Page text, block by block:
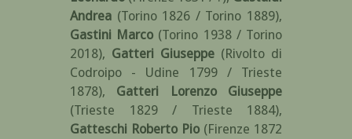
Andrea (Torino 1826 / Torino 1889),
Gastini Marco (Torino 1938 / Torino
2018), Gatteri Giuseppe (Rivolto di
Codroipo - Udine 1799 / Trieste
1878), Gatteri Lorenzo Giuseppe
(Trieste 1829 / Trieste 1884),
Gatteschi Roberto Pio (Firenze 1872